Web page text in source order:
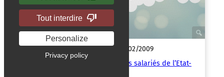
25/02/2009
Trois tiers : 2,5 milliards pour les salariés de l’Etat-
Tout interdire
Personalize
Privacy policy